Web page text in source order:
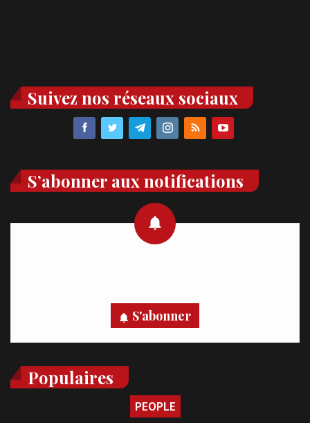
Suivez nos réseaux sociaux
S’abonner aux notifications
S'abonner
Populaires
PEOPLE